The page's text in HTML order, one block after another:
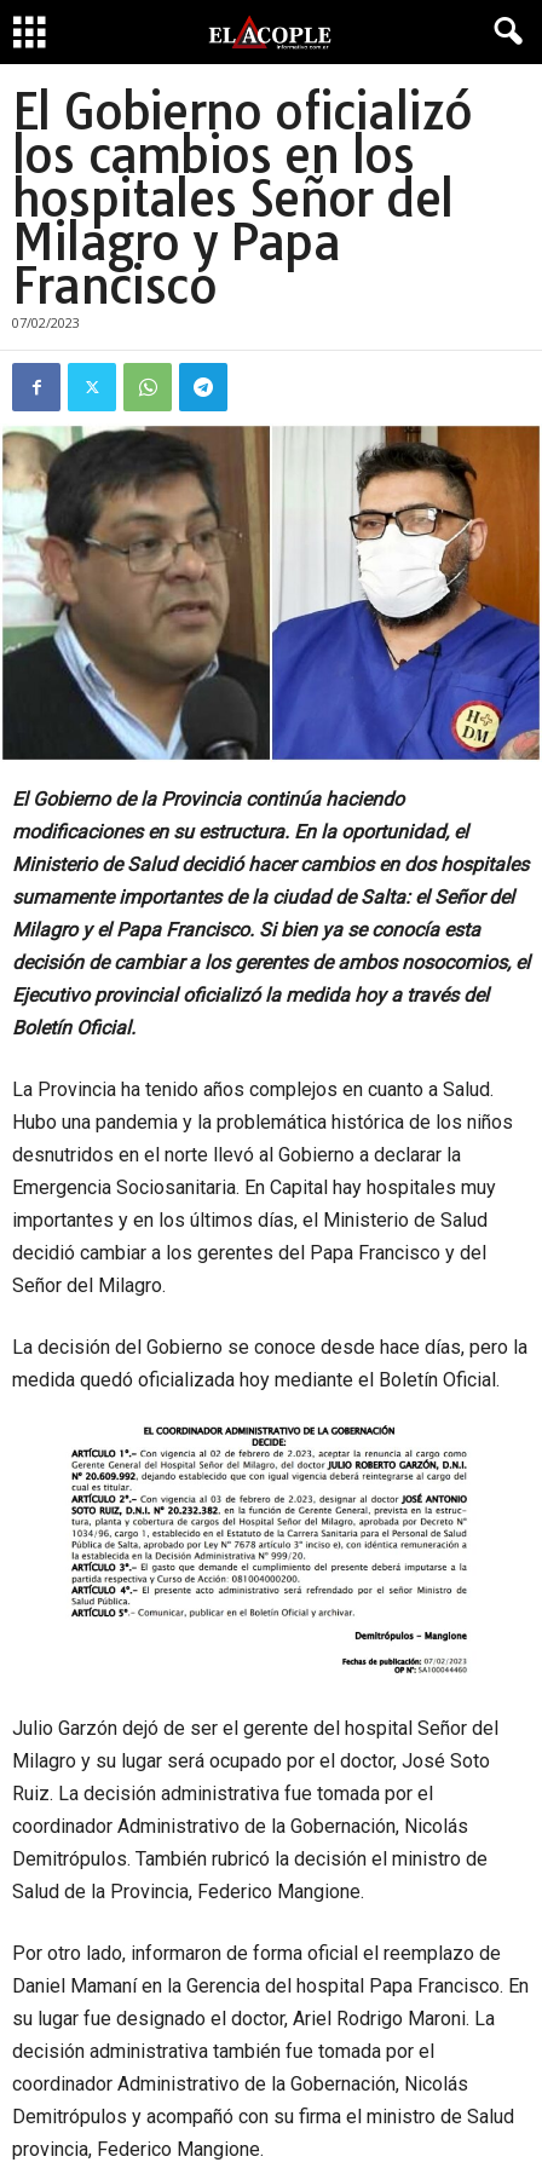
El Gobierno oficializó
los cambios en los
hospitales Señor del
Milagro y Papa
Francisco
07/02/2023
El Gobierno de la Provincia continúa haciendo
modificaciones en su estructura. En la oportunidad, el
Ministerio de Salud decidió hacer cambios en dos hospitales
sumamente importantes de la ciudad de Salta: el Señor del
Milagro y el Papa Francisco. Si bien ya se conocía esta
decisión de cambiar a los gerentes de ambos nosocomios, el
Ejecutivo provincial oficializó la medida hoy a través del
Boletín Oficial.
La Provincia ha tenido años complejos en cuanto a Salud.
Hubo una pandemia y la problemática histórica de los niños
desnutridos en el norte llevó al Gobierno a declarar la
Emergencia Sociosanitaria. En Capital hay hospitales muy
importantes y en los últimos días, el Ministerio de Salud
decidió cambiar a los gerentes del Papa Francisco y del
Señor del Milagro.
La decisión del Gobierno se conoce desde hace días, pero la
medida quedó oficializada hoy mediante el Boletín Oficial.
Julio Garzón dejó de ser el gerente del hospital Señor del
Milagro y su lugar será ocupado por el doctor, José Soto
Ruiz. La decisión administrativa fue tomada por el
coordinador Administrativo de la Gobernación, Nicolás
Demitrópulos. También rubricó la decisión el ministro de
Salud de la Provincia, Federico Mangione.
Por otro lado, informaron de forma oficial el reemplazo de
Daniel Mamaní en la Gerencia del hospital Papa Francisco. En
su lugar fue designado el doctor, Ariel Rodrigo Maroni. La
decisión administrativa también fue tomada por el
coordinador Administrativo de la Gobernación, Nicolás
Demitrópulos y acompañó con su firma el ministro de Salud
provincia, Federico Mangione.